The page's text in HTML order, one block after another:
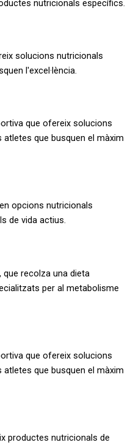
nutricionals específics.
solucions nutricionals
l'excel·lència.
que ofereix solucions
que busquen el màxim
opcions nutricionals
de vida actius.
recolza una dieta
per al metabolisme
que ofereix solucions
que busquen el màxim
productes nutricionals de